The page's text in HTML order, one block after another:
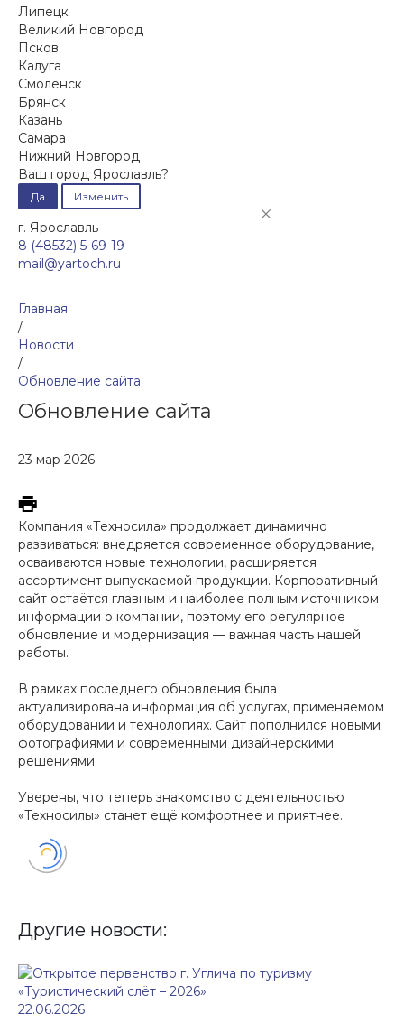
Липецк
Великий Новгород
Псков
Калуга
Смоленск
Брянск
Казань
Самара
Нижний Новгород
Ваш город Ярославль?
Да Изменить
г. Ярославль
8 (48532) 5-69-19
mail@yartoch.ru
Главная
/
Новости
/
Обновление сайта
Обновление сайта
23 мар 2026
Компания «Техносила» продолжает динамично
развиваться: внедряется современное оборудование,
осваиваются новые технологии, расширяется
ассортимент выпускаемой продукции. Корпоративный
сайт остаётся главным и наиболее полным источником
информации о компании, поэтому его регулярное
обновление и модернизация — важная часть нашей
работы.
В рамках последнего обновления была
актуализирована информация об услугах, применяемом
оборудовании и технологиях. Сайт пополнился новыми
фотографиями и современными дизайнерскими
решениями.
Уверены, что теперь знакомство с деятельностью
«Техносилы» станет ещё комфортнее и приятнее.
Другие новости:
22.06.2026